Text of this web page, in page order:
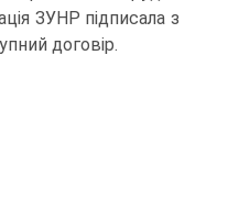
ЗУНР підписала з
договір.